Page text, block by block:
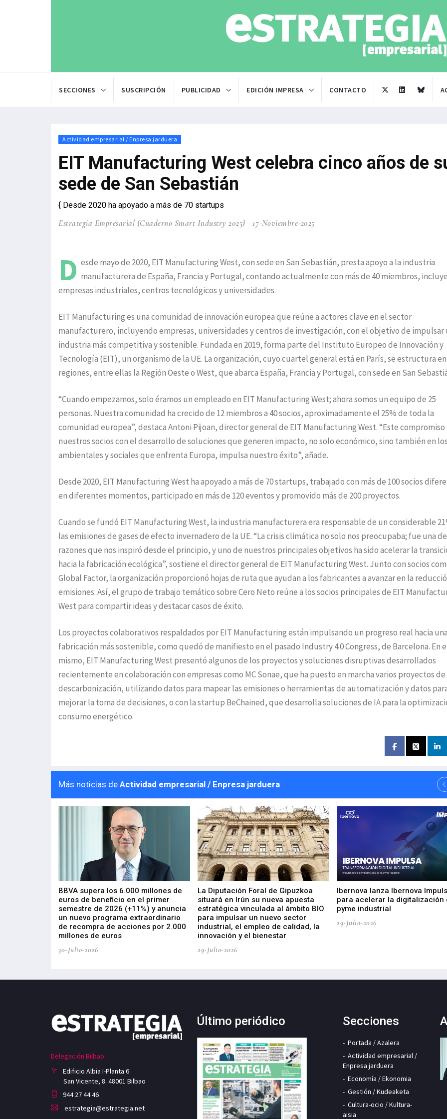
SECCIONES SUSCRIPCIÓN PUBLICIDAD EDICIÓN IMPRESA CONTACTO
Actividad empresarial / Enpresa jarduera
EIT Manufacturing West celebra cinco años de
sede de San Sebastián
{ Desde 2020 ha apoyado a más de 70 startups
Estrategia Empresarial (Cuaderno Smart Industry 2025) 17-Noviembre-2025
D esde mayo de 2020, EIT Manufacturing West, con sede en San Sebastián, presta apoyo a la industria
manufacturera de España, Francia y Portugal, contando actualmente con más de 40 miembros,
empresas industriales, centros tecnológicos y universidades.
EIT Manufacturing es una comunidad de innovación europea que reúne a actores clave en el sector
manufacturero, incluyendo empresas, universidades y centros de investigación, con el objetivo de impulsar
industria más competitiva y sostenible. Fundada en 2019, forma parte del Instituto Europeo de Innovación y
Tecnología (EIT), un organismo de la UE. La organización, cuyo cuartel general está en París, se estructura en
regiones, entre ellas la Región Oeste o West, que abarca España, Francia y Portugal, con sede en San
“Cuando empezamos, solo éramos un empleado en EIT Manufacturing West; ahora somos un equipo de 25
personas. Nuestra comunidad ha crecido de 12 miembros a 40 socios, aproximadamente el 25% de toda la
comunidad europea”, destaca Antoni Pijoan, director general de EIT Manufacturing West. “Este compromiso
nuestros socios con el desarrollo de soluciones que generen impacto, no solo económico, sino también en
ambientales y sociales que enfrenta Europa, impulsa nuestro éxito”, añade.
Desde 2020, EIT Manufacturing West ha apoyado a más de 70 startups, trabajado con más de 100 socios
en diferentes momentos, participado en más de 120 eventos y promovido más de 200 proyectos.
Cuando se fundó EIT Manufacturing West, la industria manufacturera era responsable de un considerable
las emisiones de gases de efecto invernadero de la UE. “La crisis climática no solo nos preocupaba; fue una
razones que nos inspiró desde el principio, y uno de nuestros principales objetivos ha sido acelerar la
hacia la fabricación ecológica”, sostiene el director general de EIT Manufacturing West. Junto con socios
Global Factor, la organización proporcionó hojas de ruta que ayudan a los fabricantes a avanzar en la
emisiones. Así, el grupo de trabajo temático sobre Cero Neto reúne a los socios principales de EIT
West para compartir ideas y destacar casos de éxito.
Los proyectos colaborativos respaldados por EIT Manufacturing están impulsando un progreso real hacia una
fabricación más sostenible, como quedó de manifiesto en el pasado Industry 4.0 Congress, de Barcelona. En
mismo, EIT Manufacturing West presentó algunos de los proyectos y soluciones disruptivas desarrollados
recientemente en colaboración con empresas como MC Sonae, que ha puesto en marcha varios proyectos de
descarbonización, utilizando datos para mapear las emisiones o herramientas de automatización y datos
mejorar la toma de decisiones, o con la startup BeChained, que desarrolla soluciones de IA para la
consumo energético.
Más noticias de Actividad empresarial / Enpresa jarduera
BBVA supera los 6.000 millones de
euros de beneficio en el primer
semestre de 2026 (+11%) y anuncia
un nuevo programa extraordinario
de recompra de acciones por 2.000
millones de euros
30-Julio-2026
La Diputación Foral de Gipuzkoa
situará en Irún su nueva apuesta
estratégica vinculada al ámbito BIO
para impulsar un nuevo sector
industrial, el empleo de calidad, la
innovación y el bienestar
29-Julio-2026
Ibernova lanza Ibernova
para acelerar la digitalización
pyme industrial
29-Julio-2026
Delegación Bilbao
Edificio Albia I-Planta 6
San Vicente, 8. 48001 Bilbao
944 27 44 46
estrategia@estrategia.net
Último periódico Secciones
Portada / Azalera
Actividad empresarial /
Enpresa jarduera
Economía / Ekonomia
Gestión / Kudeaketa
Cultura-ocio / Kultura-
aisia